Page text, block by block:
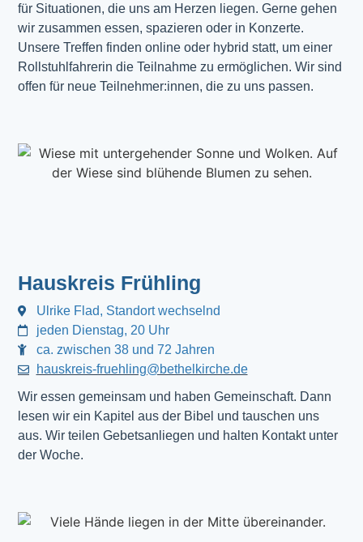
für Situationen, die uns am Herzen liegen. Gerne gehen
wir zusammen essen, spazieren oder in Konzerte.
Unsere Treffen finden online oder hybrid statt, um einer
Rollstuhlfahrerin die Teilnahme zu ermöglichen. Wir sind
offen für neue Teilnehmer:innen, die zu uns passen.
Hauskreis Frühling
Ulrike Flad, Standort wechselnd
jeden Dienstag, 20 Uhr
ca. zwischen 38 und 72 Jahren
hauskreis-fruehling@bethelkirche.de
Wir essen gemeinsam und haben Gemeinschaft. Dann
lesen wir ein Kapitel aus der Bibel und tauschen uns
aus. Wir teilen Gebetsanliegen und halten Kontakt unter
der Woche.